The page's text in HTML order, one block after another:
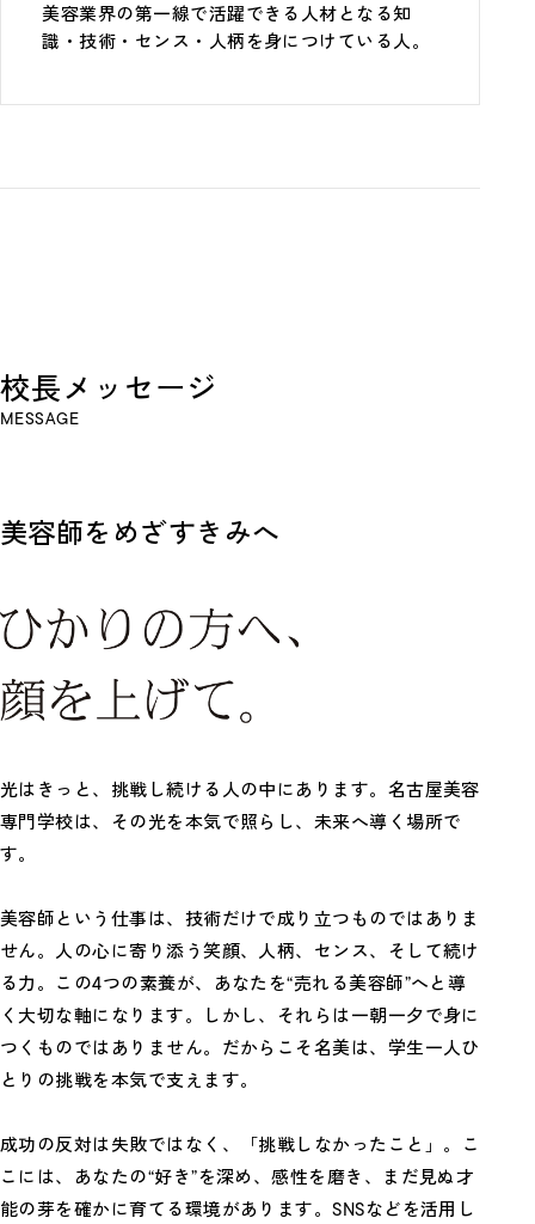
美容業界の第一線で活躍できる人材となる知
識・技術・センス・人柄を身につけている人。
校長メ ッ セージ
MESSAGE
美容師をめざすきみへ
光はきっと、挑戦し続ける人の中にあります。 名古屋美容
専門学校は、その光を本気で照らし、未来へ導く場所で
す。
美容師という仕事は、技術だけで成り立つものではありま
せん。 人の心に寄り添う笑顔、人柄、センス、そして続け
る力。 この4つの素養が、あなたを“売れる美容師”へと導
く大切な軸になります。
しかし、それらは一朝一夕で身に
つくものではありません。 だからこそ名美は、学生一人ひ
とりの挑戦を本気で支えます。
成功の反対は失敗ではなく、「挑戦しなかったこと」。
こ
こには、あなたの“好き”を深め、感性を磨き、
まだ見ぬ才
能の芽を確かに育てる環境があります。SNSなどを活用し